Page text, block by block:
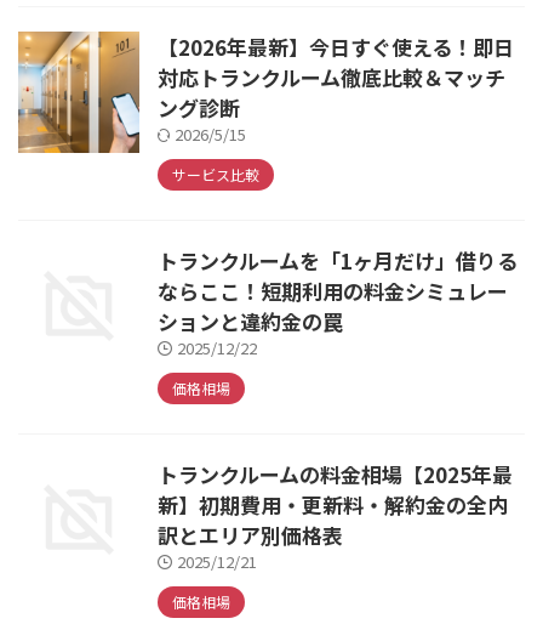
【2026年最新】今日すぐ使える！即日
対応トランクルーム徹底比較＆マッチ
ング診断
2026/5/15
サービス比較
トランクルームを「1ヶ月だけ」借りる
ならここ！短期利用の料金シミュレー
ションと違約金の罠
2025/12/22
価格相場
トランクルームの料金相場【2025年最
新】初期費用・更新料・解約金の全内
訳とエリア別価格表
2025/12/21
価格相場